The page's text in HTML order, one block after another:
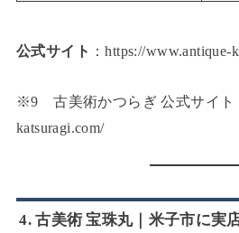
公式サイト ：https://www.antique-
※9 古美術かつらぎ 公式サイト
katsuragi.com/
4. 古美術 宝珠丸｜米子市に実